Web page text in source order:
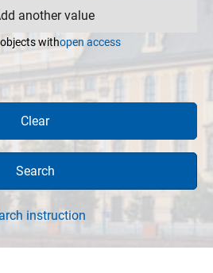
another value
withopen access
Clear
Search
instruction